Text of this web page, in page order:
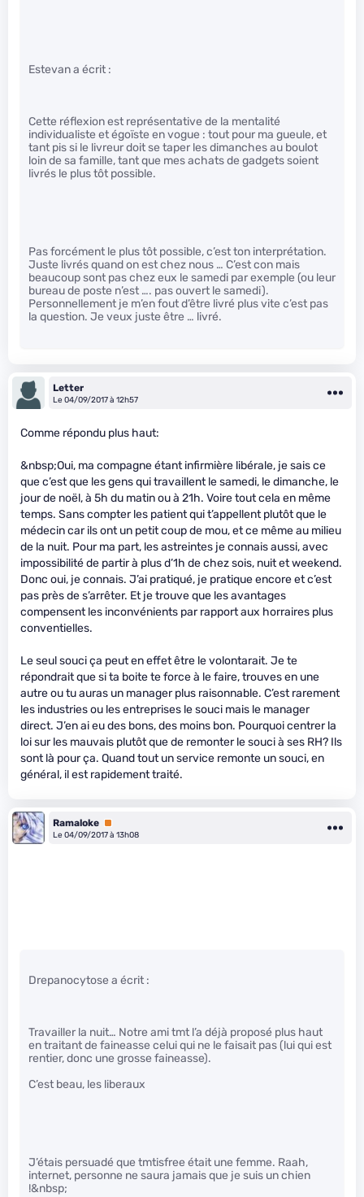
Estevan a écrit :
Cette réflexion est représentative de la mentalité
individualiste et égoïste en vogue : tout pour ma gueule, et
tant pis si le livreur doit se taper les dimanches au boulot
loin de sa famille, tant que mes achats de gadgets soient
livrés le plus tôt possible.
Pas forcément le plus tôt possible, c’est ton interprétation.
Juste livrés quand on est chez nous … C’est con mais
beaucoup sont pas chez eux le samedi par exemple (ou leur
bureau de poste n’est …. pas ouvert le samedi).
Personnellement je m’en fout d’être livré plus vite c’est pas
la question. Je veux juste être … livré.
Letter
Le 04/09/2017 à 12h57
Comme répondu plus haut:
&nbsp;Oui, ma compagne étant infirmière libérale, je sais ce
que c’est que les gens qui travaillent le samedi, le dimanche, le
jour de noël, à 5h du matin ou à 21h. Voire tout cela en même
temps. Sans compter les patient qui t’appellent plutôt que le
médecin car ils ont un petit coup de mou, et ce même au milieu
de la nuit. Pour ma part, les astreintes je connais aussi, avec
impossibilité de partir à plus d’1h de chez sois, nuit et weekend.
Donc oui, je connais. J’ai pratiqué, je pratique encore et c’est
pas près de s’arrêter. Et je trouve que les avantages
compensent les inconvénients par rapport aux horraires plus
conventielles.
Le seul souci ça peut en effet être le volontarait. Je te
répondrait que si ta boite te force à le faire, trouves en une
autre ou tu auras un manager plus raisonnable. C’est rarement
les industries ou les entreprises le souci mais le manager
direct. J’en ai eu des bons, des moins bon. Pourquoi centrer la
loi sur les mauvais plutôt que de remonter le souci à ses RH? Ils
sont là pour ça. Quand tout un service remonte un souci, en
général, il est rapidement traité.
Ramaloke Premium
Le 04/09/2017 à 13h08
Drepanocytose a écrit :
Travailler la nuit… Notre ami tmt l’a déjà proposé plus haut
en traitant de faineasse celui qui ne le faisait pas (lui qui est
rentier, donc une grosse faineasse).
C’est beau, les liberaux
J’étais persuadé que tmtisfree était une femme. Raah,
internet, personne ne saura jamais que je suis un chien
!&nbsp;